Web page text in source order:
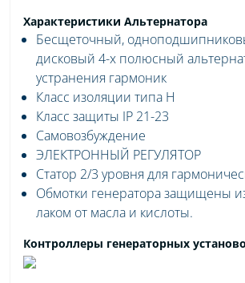
Характеристики Альтернатора
Бесщеточный,
дисковый 4-х полюсный
устранения гармоник
Класс изоляции типа H
Класс защиты IP 21-23
Самовозбуждение
ЭЛЕКТРОННЫЙ РЕГУЛЯТОР
Статор 2/3 уровня для
Обмотки генератора защищены
лаком от масла и кислоты.
Контроллеры генераторных